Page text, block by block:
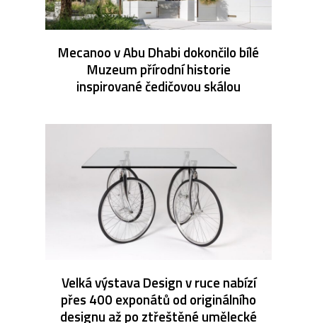
Mecanoo v Abu Dhabi dokončilo bílé
Muzeum přírodní historie
inspirované čedičovou skálou
Velká výstava Design v ruce nabízí
přes 400 exponátů od originálního
designu až po ztřeštěné umělecké